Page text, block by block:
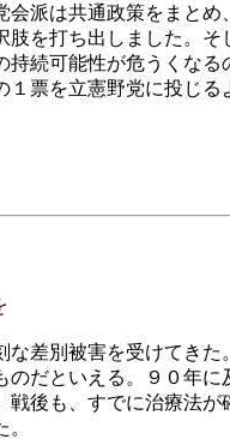
派は共通政策をまと
を打ち出しました。
続可能性が危うくなる
票を立憲野党に投じる
差別被害を受けてきた。
だといえる。９０年
後も、すでに治療法